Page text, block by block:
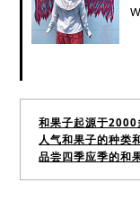
和果子起源于2000
人气和果子的种类
品尝四季应季的和